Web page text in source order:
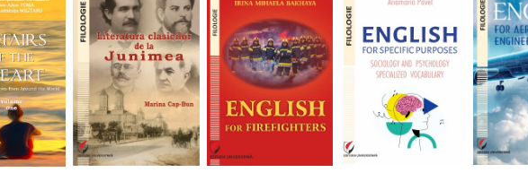
Bilingual
Romanian-
English guide
with practical
vocabulary